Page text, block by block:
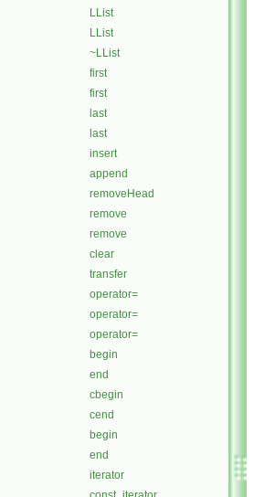
LList
LList
~LList
first
first
last
last
insert
append
removeHead
remove
remove
clear
transfer
operator=
operator=
operator=
begin
end
cbegin
cend
begin
end
iterator